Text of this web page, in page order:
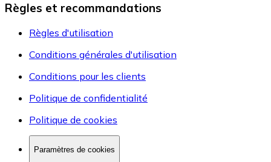
Règles et recommandations
Règles d'utilisation
Conditions générales d'utilisation
Conditions pour les clients
Politique de confidentialité
Politique de cookies
Paramètres de cookies